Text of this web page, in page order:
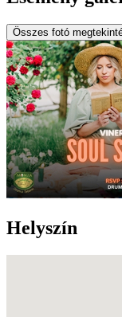
Összes fotó
Helyszín